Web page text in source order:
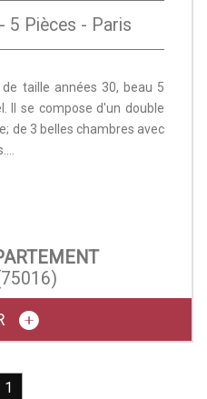
5 Pièces - Paris
taille années 30, beau 5
Il se compose d'un double
de 3 belles chambres avec
1